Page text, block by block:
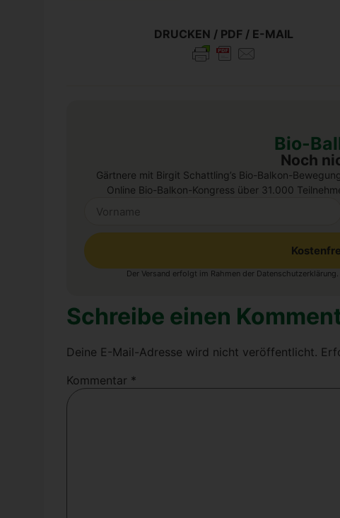
DRUCKEN / PDF / E-MAIL
Bio-
Noch
Gärtnere mit Birgit Schattling’s Bio-Balkon-
Online Bio-Balkon-Kongress über 31.000
Alternative:Der Versand erfolgt im Rahmen der Datenschutzerklärung
Schreibe einen
Deine E-Mail-Adresse wird nicht veröffentlicht.
Kommentar *